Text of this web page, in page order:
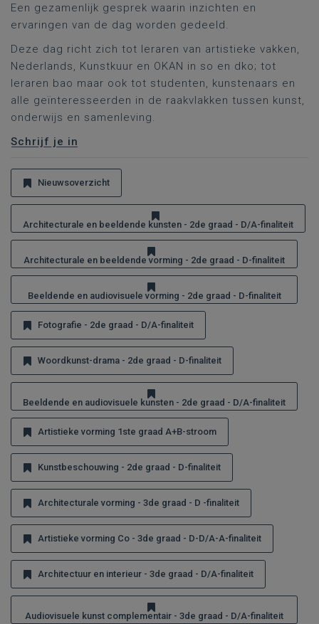
Een gezamenlijk gesprek waarin inzichten en
ervaringen van de dag worden gedeeld.
Deze dag richt zich tot leraren van artistieke vakken,
Nederlands, Kunstkuur en OKAN in so en dko; tot
leraren bao maar ook tot studenten, kunstenaars en
alle geïnteresseerden in de raakvlakken tussen kunst,
onderwijs en samenleving.
Schrijf je in
Nieuwsoverzicht
Architecturale en beeldende kunsten - 2de graad - D/A-finaliteit
Architecturale en beeldende vorming - 2de graad - D-finaliteit
Beeldende en audiovisuele vorming - 2de graad - D-finaliteit
Fotografie - 2de graad - D/A-finaliteit
Woordkunst-drama - 2de graad - D-finaliteit
Beeldende en audiovisuele kunsten - 2de graad - D/A-finaliteit
Artistieke vorming 1ste graad A+B-stroom
Kunstbeschouwing - 2de graad - D-finaliteit
Architecturale vorming - 3de graad - D -finaliteit
Artistieke vorming Co - 3de graad - D-D/A-A-finaliteit
Architectuur en interieur - 3de graad - D/A-finaliteit
Audiovisuele kunst complementair - 3de graad - D/A-finaliteit